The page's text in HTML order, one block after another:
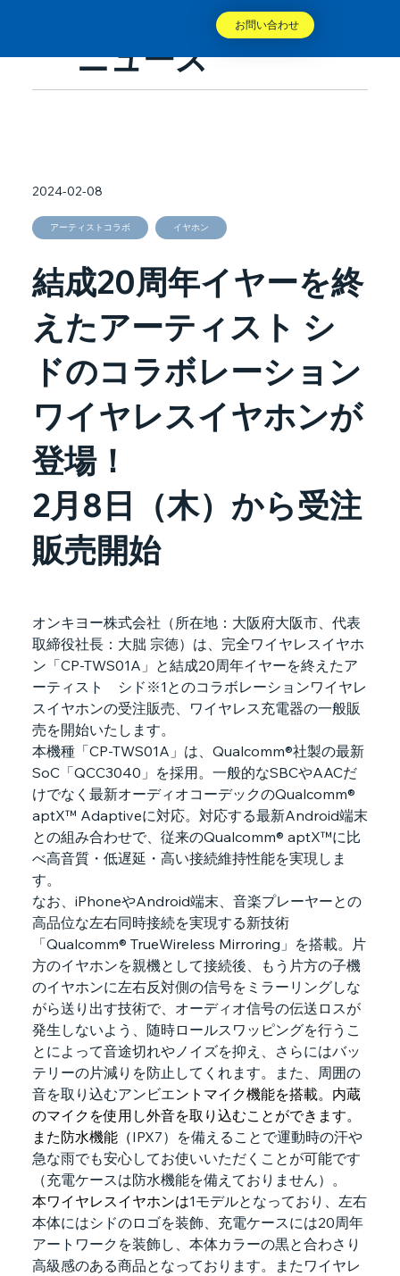
お問い合わせ
ニュース
結成20周年イヤーを終
えたアーティスト シ
ドのコラボレーション
ワイヤレスイヤホンが
登場！
2月8日（木）から受注
販売開始
アーティストコラボ イヤホン
2024-02-08
オンキヨー株式会社（所在地：大阪府大阪市、代表
取締役社長：大朏 宗徳）は、完全ワイヤレスイヤホ
ン「CP-TWS01A」と結成20周年イヤーを終えたア
ーティスト　シド※1とのコラボレーションワイヤレ
スイヤホンの受注販売、ワイヤレス充電器の一般販
売を開始いたします。
本機種「CP-TWS01A」は、Qualcomm®社製の最新
SoC「QCC3040」を採用。一般的なSBCやAACだ
けでなく最新オーディオコーデックのQualcomm®
aptX™ Adaptiveに対応。対応する最新Android端末
との組み合わせで、従来のQualcomm® aptX™に比
べ高音質・低遅延・高い接続維持性能を実現しま
す。
なお、iPhoneやAndroid端末、音楽プレーヤーとの
高品位な左右同時接続を実現する新技術
「Qualcomm® TrueWireless Mirroring」を搭載。片
方のイヤホンを親機として接続後、もう片方の子機
のイヤホンに左右反対側の信号をミラーリングしな
がら送り出す技術で、オーディオ信号の伝送ロスが
発生しないよう、随時ロールスワッピングを行うこ
とによって音途切れやノイズを抑え、さらにはバッ
テリーの片減りを防止してくれます。また、周囲の
音を取り込むアンビエントマイク機能を搭載。内蔵
のマイクを使用し外音を取り込むことができます。
また防水機能（IPX7）を備えることで運動時の汗や
急な雨でも安心してお使いいただくことが可能です
（充電ケースは防水機能を備えておりません）。
本ワイヤレスイヤホンは1モデルとなっており、左右
本体にはシドのロゴを装飾、充電ケースには20周年
アートワークを装飾し、本体カラーの黒と合わさり
高級感のある商品となっております。またワイヤレ